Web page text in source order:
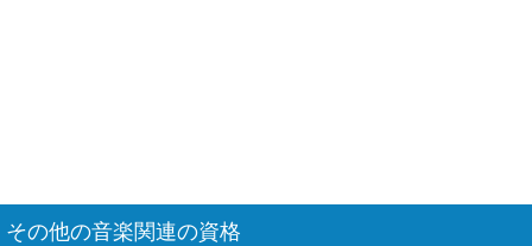
その他の音楽関連の資格